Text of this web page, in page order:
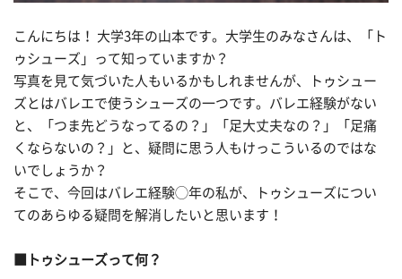
こんにちは！ 大学3年の山本です。大学生のみなさんは、「ト
ゥシューズ」って知っていますか？
写真を見て気づいた人もいるかもしれませんが、トゥシュー
ズとはバレエで使うシューズの一つです。バレエ経験がない
と、「つま先どうなってるの？」「足大丈夫なの？」「足痛
くならないの？」と、疑問に思う人もけっこういるのではな
いでしょうか？
そこで、今回はバレエ経験◯年の私が、トゥシューズについ
てのあらゆる疑問を解消したいと思います！
■トゥシューズって何？